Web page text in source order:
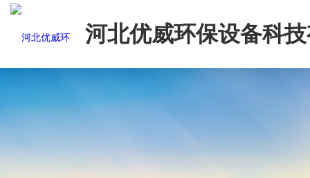
河北优威环保设备科
司